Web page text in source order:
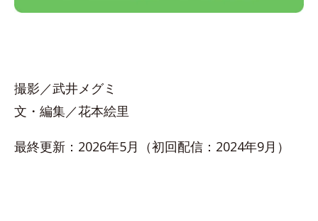
撮影／武井メグミ
文・編集／花本絵里
最終更新：2026年5月（初回配信：2024年9月）